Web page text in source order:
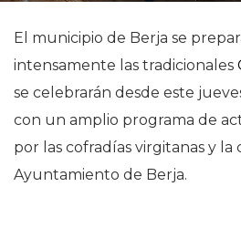
El municipio de Berja se
intensamente las tradicionales
se celebrarán desde este
con un amplio programa de
por las cofradías virgitanas y la
Ayuntamiento de Berja.